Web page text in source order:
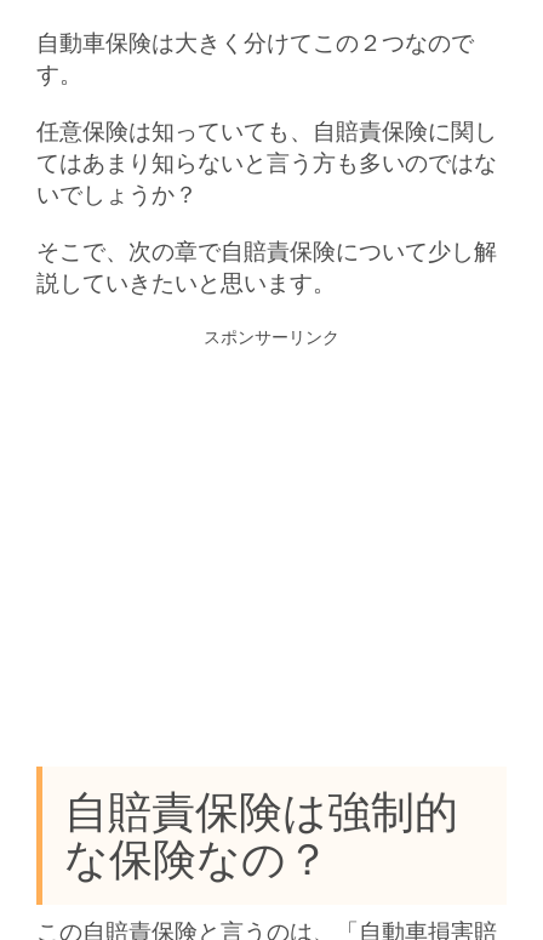
自動車保険は大きく分けてこの２つなので
す。
任意保険は知っていても、自賠責保険に関し
てはあまり知らないと言う方も多いのではな
いでしょうか？
そこで、次の章で自賠責保険について少し解
説していきたいと思います。
スポンサーリンク
自賠責保険は強制的
な保険なの？
この自賠責保険と言うのは、「自動車損害賠